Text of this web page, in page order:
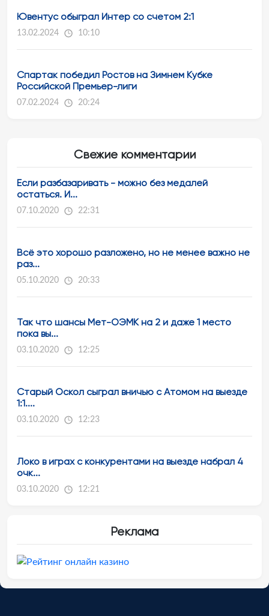
Ювентус обыграл Интер со счетом 2:1
13.02.2024 10:10
Спартак победил Ростов на Зимнем Кубке
Российской Премьер-лиги
07.02.2024 20:24
Свежие комментарии
Если разбазаривать - можно без медалей
остаться. И...
07.10.2020 22:31
Всё это хорошо разложено, но не менее важно не
раз...
05.10.2020 20:33
Так что шансы Мет-ОЭМК на 2 и даже 1 место
пока вы...
03.10.2020 12:25
Старый Оскол сыграл вничью с Атомом на выезде
1:1....
03.10.2020 12:23
Локо в играх с конкурентами на выезде набрал 4
очк...
03.10.2020 12:21
Реклама